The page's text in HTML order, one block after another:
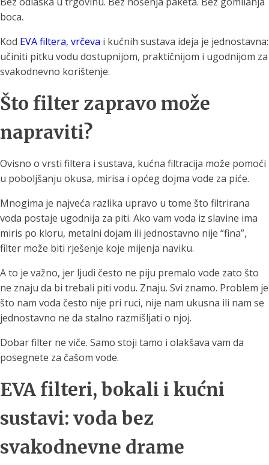
boca.
Kod EVA filtera, vrčeva i kućnih sustava ideja je jednostavna:
učiniti pitku vodu dostupnijom, praktičnijom i ugodnijom za
svakodnevno korištenje.
Što filter zapravo može
napraviti?
Ovisno o vrsti filtera i sustava, kućna filtracija može pomoći
u poboljšanju okusa, mirisa i općeg dojma vode za piće.
Mnogima je najveća razlika upravo u tome što filtrirana
voda postaje ugodnija za piti. Ako vam voda iz slavine ima
miris po kloru, metalni dojam ili jednostavno nije “fina”,
filter može biti rješenje koje mijenja naviku.
A to je važno, jer ljudi često ne piju premalo vode zato što
ne znaju da bi trebali piti vodu. Znaju. Svi znamo. Problem je
što nam voda često nije pri ruci, nije nam ukusna ili nam se
jednostavno ne da stalno razmišljati o njoj.
Dobar filter ne viče. Samo stoji tamo i olakšava vam da
posegnete za čašom vode.
EVA filteri, bokali i kućni
sustavi: voda bez
svakodnevne drame